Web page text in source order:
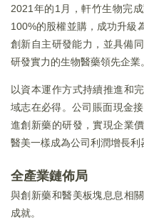
2021年的1月，軒竹生物完
100%的股權並購，成功升級
創新自主研發能力，並具備
研發實力的生物醫藥領先企業。
以資本運作方式持續推進和
域志在必得。公司賬面現金
進創新藥的研發，實現企業
醫美一樣成為公司利潤增長利
全產業鏈佈局
與創新藥和醫美板塊息息相
成就。